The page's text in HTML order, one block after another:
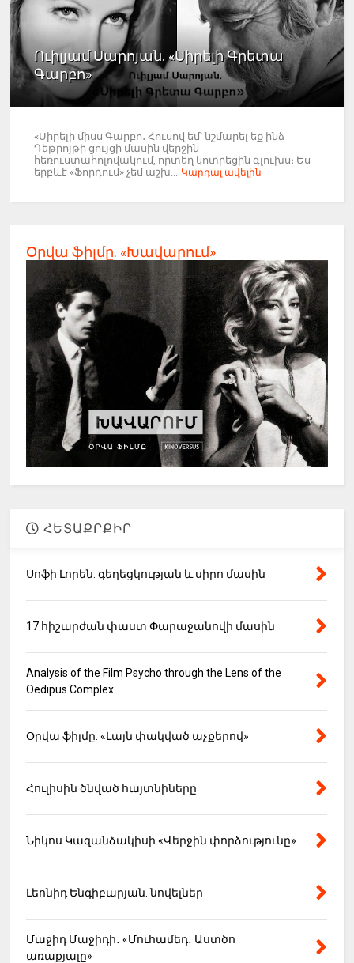
Ուիլյամ Սարոյան. «Սիրելի Գրետա
Գարբո»
«Սիրելի միսս Գարբո․ Հուսով եմ՝ նշմարել եք ինձ
Դեթրոյթի ցույցի մասին վերջին
հեռուստահոլովակում, որտեղ կոտրեցին գլուխս։ Ես
երբևէ «Ֆորդում» չեմ աշխ...
Կարդալ ավելին
Օրվա ֆիլմը. «Խավարում»
ՀԵՏԱՔՐՔԻՐ
Սոֆի Լորեն. գեղեցկության և սիրո մասին
17 հիշարժան փաստ Փարաջանովի մասին
Analysis of the Film Psycho through the Lens of the
Oedipus Complex
Օրվա ֆիլմը. «Լայն փակված աչքերով»
Հուլիսին ծնված հայտնիները
Նիկոս Կազանձակիսի «Վերջին փորձությունը»
Լեոնիդ Ենգիբարյան. նովելներ
Մաջիդ Մաջիդի․ «Մուհամեդ․ Աստծո
առաքյալը»